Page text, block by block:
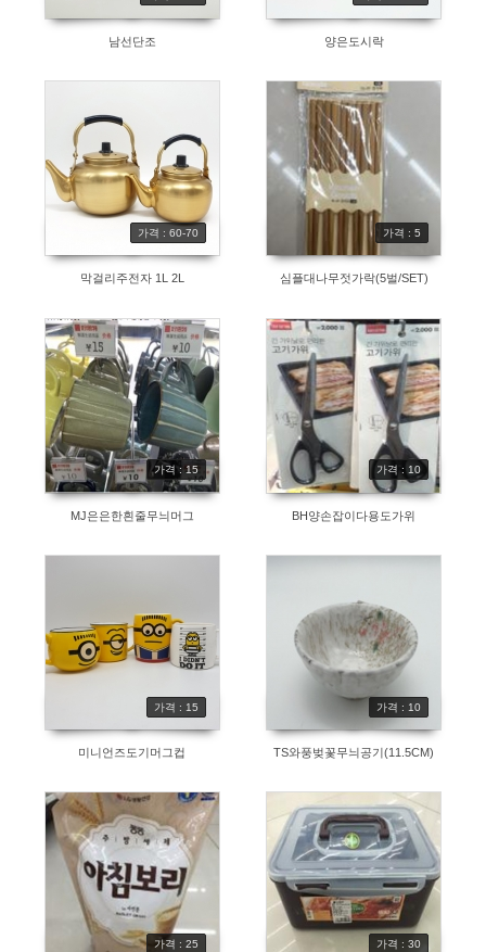
남선단조 양은도시락
가격 : 60-70
막걸리주전자 1L 2L
가격 : 5
심플대나무젓가락(5벌/SET)
가격 : 15
MJ은은한흰줄무늬머그
가격 : 10
BH양손잡이다용도가위
가격 : 15
미니언즈도기머그컵
가격 : 10
TS와풍벚꽃무늬공기(11.5CM)
가격 : 25 가격 : 30